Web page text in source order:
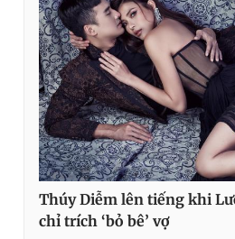
Thúy Diễm lên tiếng khi
chỉ trích ‘bỏ bê’ vợ